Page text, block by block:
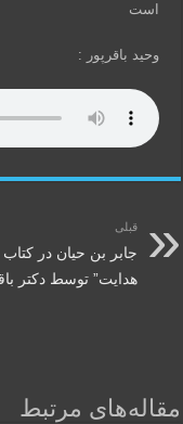
است
وحید باقرپور :
قبلی
جابر بن حیان در کتاب
هدایت” توسط دکتر
مقاله‌های مرتبط